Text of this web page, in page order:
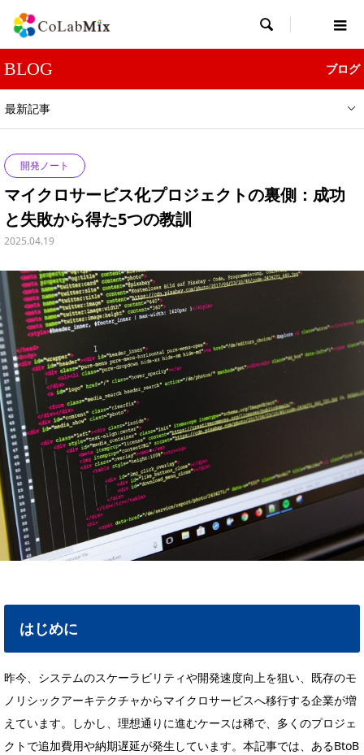

BLOG ブログ
最新記事
開発ノート
マイクロサービス化プロジェクトの裏側：成功
と失敗から得た5つの教訓
2025.04.19
はじめに
昨今、システムのスケーラビリティや開発速度向上を狙い、既存のモ
ノリシックアーキテクチャからマイクロサービスへ移行する企業が増
えています。しかし、理想通りに進むケースは稀で、多くのプロジェ
クトで追加費用や納期遅延が発生しています。本記事では、あるBtoB